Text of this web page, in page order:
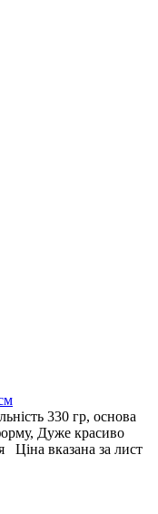
330 гр, основа
Дуже красиво
вказана за лист